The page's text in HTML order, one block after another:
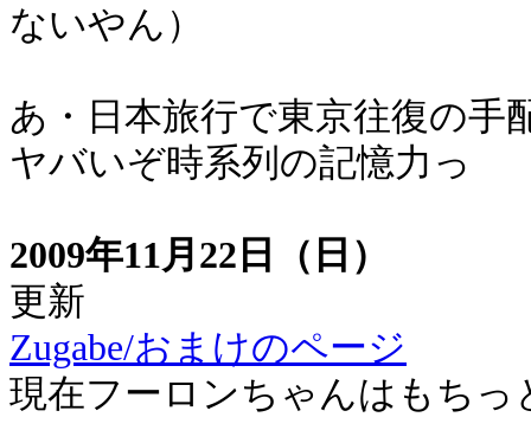
ないやん）
あ・日本旅行で東京往復の
ヤバいぞ時系列の記憶力っ
2009年11月22日（日）
更新
Zugabe/おまけのページ
現在フーロンちゃんはもち